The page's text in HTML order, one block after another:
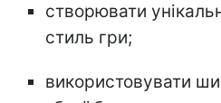
створювати
стиль гри;
використовувати